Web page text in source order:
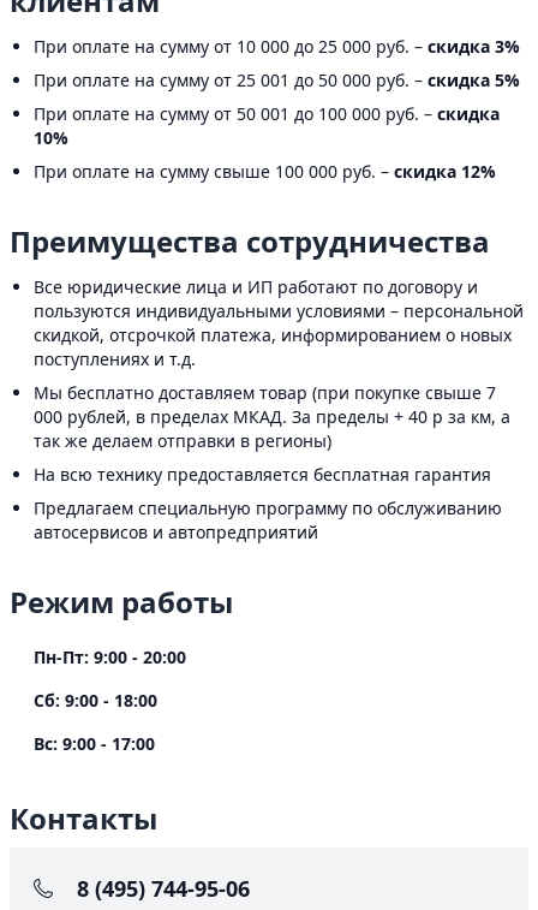
При оплате на сумму от 10 000 до 25 000 руб. – скидка 3%
При оплате на сумму от 25 001 до 50 000 руб. – скидка 5%
При оплате на сумму от 50 001 до 100 000 руб. – скидка
10%
При оплате на сумму свыше 100 000 руб. – скидка 12%
Преимущества сотрудничества
Все юридические лица и ИП работают по договору и
пользуются индивидуальными условиями – персональной
скидкой, отсрочкой платежа, информированием о новых
поступлениях и т.д.
Мы бесплатно доставляем товар (при покупке свыше 7
000 рублей, в пределах МКАД. За пределы + 40 р за км, а
так же делаем отправки в регионы)
На всю технику предоставляется бесплатная гарантия
Предлагаем специальную программу по обслуживанию
автосервисов и автопредприятий
Режим работы
Пн-Пт: 9:00 - 20:00
Сб: 9:00 - 18:00
Вс: 9:00 - 17:00
Контакты
8 (495) 744-95-06